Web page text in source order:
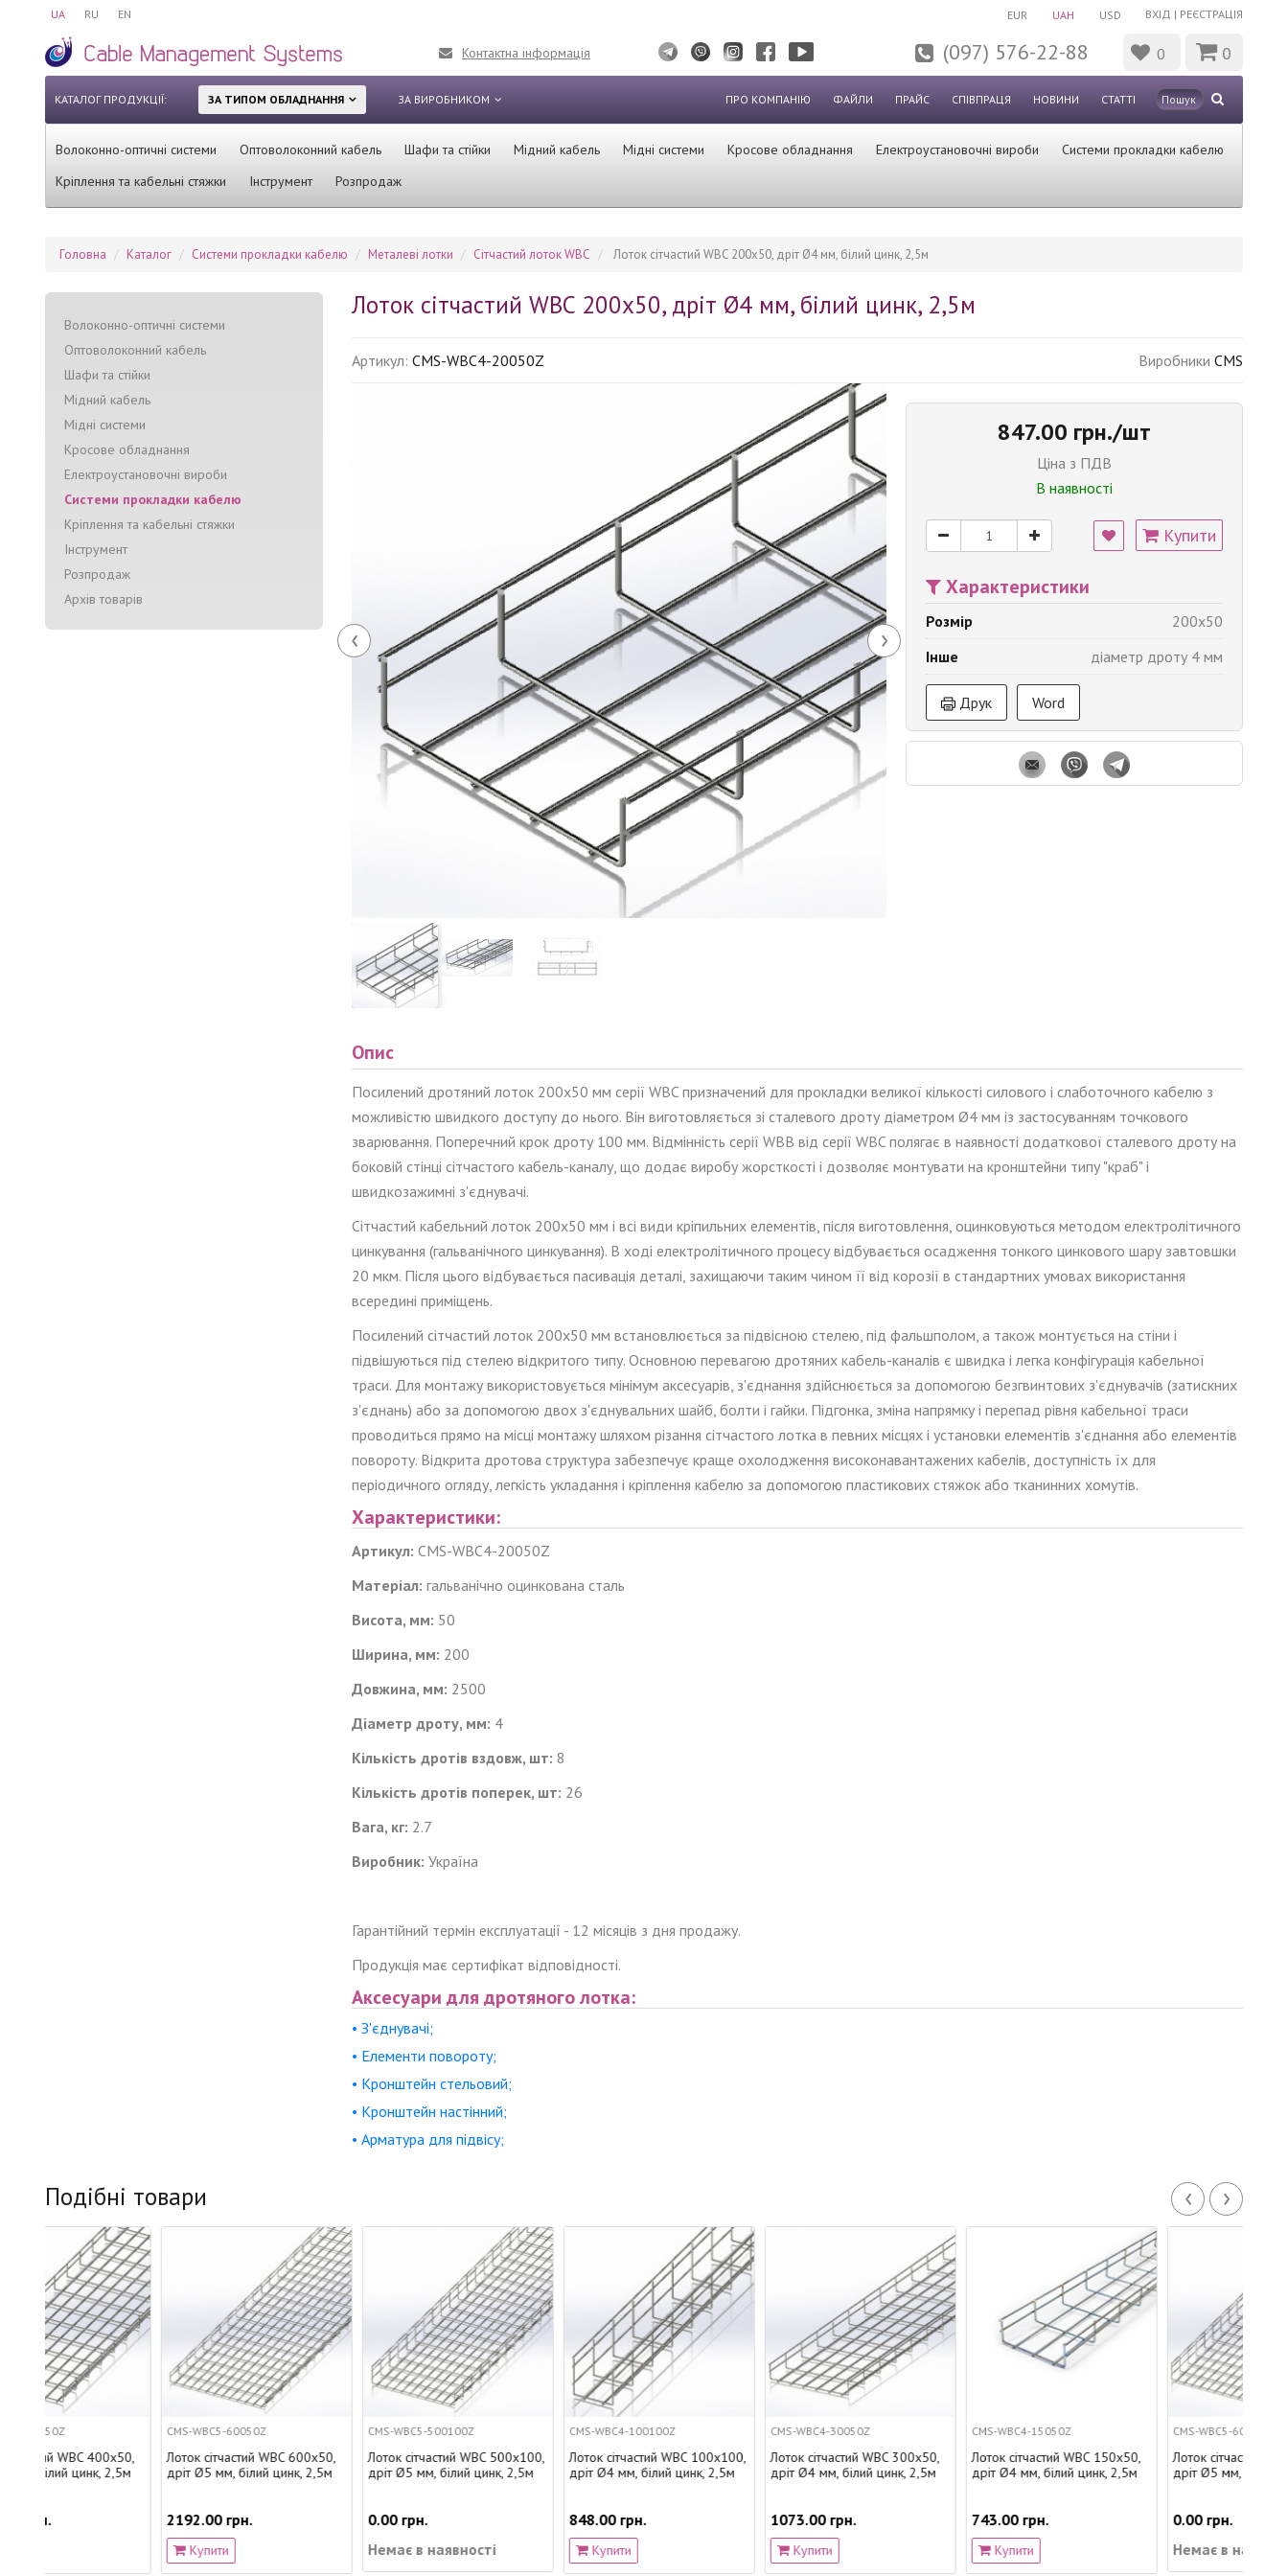
UA RU EN ВХІД | РЕЄСТРАЦІЯ
EUR UAH USD
Контактна інформація (097) 576-22-88 0 0
КАТАЛОГ ПРОДУКЦІЇ: ЗА ТИПОМ ОБЛАДНАННЯ ЗА ВИРОБНИКОМ ПРО КОМПАНІЮ ФАЙЛИ ПРАЙС СПІВПРАЦЯ НОВИНИ СТАТТІ
Волоконно-оптичні системи Оптоволоконний кабель Шафи та стійки Мідний кабель Мідні системи Кросове обладнання Електроустановочні вироби
Системи прокладки кабелю
Кріплення та кабельні стяжки
Інструмент Розпродаж
Головна Каталог Системи прокладки кабелю Mеталеві лотки Сітчастий лоток WBC Лоток сітчастий WBC 200х50, дріт Ø4 мм, білий цинк, 2,5м
Волоконно-оптичні системи
Оптоволоконний кабель
Шафи та стійки
Мідний кабель
Мідні системи
Кросове обладнання
Електроустановочні вироби
Системи прокладки кабелю
Кріплення та кабельні стяжки
Інструмент
Розпродаж
Архів товарів
Лоток сітчастий WBC 200х50, дріт Ø4 мм, білий цинк, 2,5м
Артикул: CMS-WBC4-20050Z Виробники CMS
‹ ›
847.00 грн./шт
Ціна з ПДВ
В наявності
Купити
Характеристики
Розмір
200x50
Інше
діаметр дроту 4 мм
Друк Word
Опис
Посилений дротяний лоток 200x50 мм серії WBC призначений для прокладки великої кількості силового і слаботочного кабелю з
можливістю швидкого доступу до нього. Він виготовляється зі сталевого дроту діаметром Ø4 мм із застосуванням точкового
зварювання. Поперечний крок дроту 100 мм. Відмінність серії WBB від серії WBC полягає в наявності додаткової сталевого дроту на
боковій стінці сітчастого кабель-каналу, що додає виробу жорсткості і дозволяє монтувати на кронштейни типу "краб" і
швидкозажимні з'єднувачі.
Сітчастий кабельний лоток 200x50 мм і всі види кріпильних елементів, після виготовлення, оцинковуються методом електролітичного
цинкування (гальванічного цинкування). В ході електролітичного процесу відбувається осадження тонкого цинкового шару завтовшки
20 мкм. Після цього відбувається пасивація деталі, захищаючи таким чином її від корозії в стандартних умовах використання
всередині приміщень.
Посилений сітчастий лоток 200x50 мм встановлюється за підвісною стелею, під фальшполом, а також монтується на стіни і
підвішуються під стелею відкритого типу. Основною перевагою дротяних кабель-каналів є швидка і легка конфігурація кабельної
траси. Для монтажу використовується мінімум аксесуарів, з'єднання здійснюється за допомогою безгвинтових з'єднувачів (затискних
з'єднань) або за допомогою двох з'єднувальних шайб, болти і гайки. Підгонка, зміна напрямку і перепад рівня кабельної траси
проводиться прямо на місці монтажу шляхом різання сітчастого лотка в певних місцях і установки елементів з'єднання або елементів
повороту. Відкрита дротова структура забезпечує краще охолодження високонавантажених кабелів, доступність їх для
періодичного огляду, легкість укладання і кріплення кабелю за допомогою пластикових стяжок або тканинних хомутів.
Характеристики:
Артикул: CMS-WBC4-20050Z
Матеріал: гальванічно оцинкована сталь
Висота, мм: 50
Ширина, мм: 200
Довжина, мм: 2500
Діаметр дроту, мм: 4
Кількість дротів вздовж, шт: 8
Кількість дротів поперек, шт: 26
Вага, кг: 2.7
Виробник: Україна
Гарантійний термін експлуатації - 12 місяців з дня продажу.
Продукція має сертифікат відповідності.
Аксесуари для дротяного лотка:
• З'єднувачі;
• Елементи повороту;
• Кронштейн стельовий;
• Кронштейн настінний;
• Арматура для підвісу;
Подібні товари ‹ ›
CMS-WBC5-60050Z
Лоток сітчастий WBC 600х50,
дріт Ø5 мм, білий цинк, 2,5м
CMS-WBC5-500100Z
Лоток сітчастий WBC 500х100,
дріт Ø5 мм, білий цинк, 2,5м
Немає в наявності
CMS-WBC4-100100Z
Лоток сітчастий WBC 100х100,
дріт Ø4 мм, білий цинк, 2,5м
Купити
CMS-WBC4-30050Z
Лоток сітчастий WBC 300х50,
дріт Ø4 мм, білий цинк, 2,5м
CMS-WBC4-15050Z
Лоток сітчастий WBC 150х50,
дріт Ø4 мм, білий цинк, 2,5м
CMS-WBC5-600100Z
Лоток сітчастий WBC 600х100,
дріт Ø5 мм, білий цинк, 2,5м
Немає в наявності